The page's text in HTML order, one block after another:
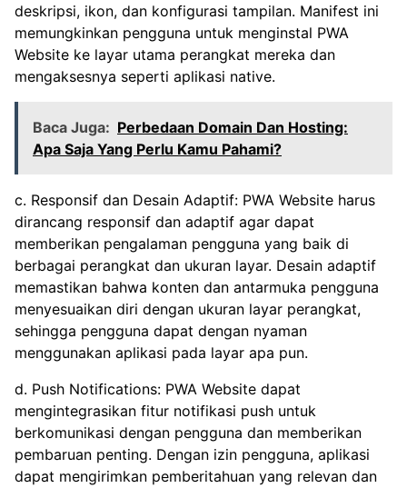
deskripsi, ikon, dan konfigurasi tampilan. Manifest ini
memungkinkan pengguna untuk menginstal PWA
Website ke layar utama perangkat mereka dan
mengaksesnya seperti aplikasi native.
Baca Juga: Perbedaan Domain Dan Hosting:
Apa Saja Yang Perlu Kamu Pahami?
c. Responsif dan Desain Adaptif: PWA Website harus
dirancang responsif dan adaptif agar dapat
memberikan pengalaman pengguna yang baik di
berbagai perangkat dan ukuran layar. Desain adaptif
memastikan bahwa konten dan antarmuka pengguna
menyesuaikan diri dengan ukuran layar perangkat,
sehingga pengguna dapat dengan nyaman
menggunakan aplikasi pada layar apa pun.
d. Push Notifications: PWA Website dapat
mengintegrasikan fitur notifikasi push untuk
berkomunikasi dengan pengguna dan memberikan
pembaruan penting. Dengan izin pengguna, aplikasi
dapat mengirimkan pemberitahuan yang relevan dan